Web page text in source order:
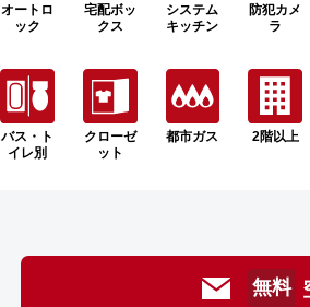
オートロ
ック
宅配ボッ
クス
システム
キッチン
防犯カメ
ラ
バス・ト
イレ別
クローゼ
ット
都市ガス 2階以上
無料